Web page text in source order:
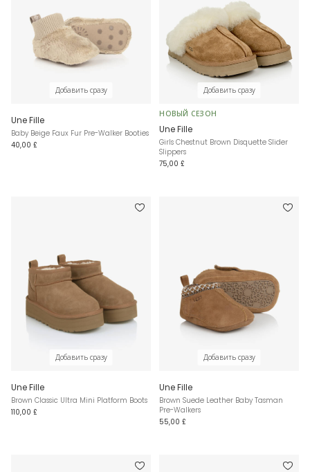
Добавить сразу
Une Fille
Baby Beige Faux Fur Pre-Walker Booties
40,00 £
Добавить сразу
НОВЫЙ СЕЗОН
Une Fille
Girls Chestnut Brown Disquette Slider
Slippers
75,00 £
Добавить сразу
Une Fille
Brown Classic Ultra Mini Platform Boots
110,00 £
Добавить сразу
Une Fille
Brown Suede Leather Baby Tasman
Pre-Walkers
55,00 £